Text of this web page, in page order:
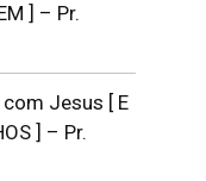
] – Pr.
Jesus [ E
] – Pr.